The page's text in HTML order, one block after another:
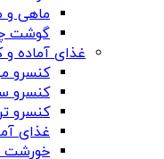
ماهی و
گوشت
غذای آماده
کنسرو
کنسرو
کنسرو
غذای
خورشت